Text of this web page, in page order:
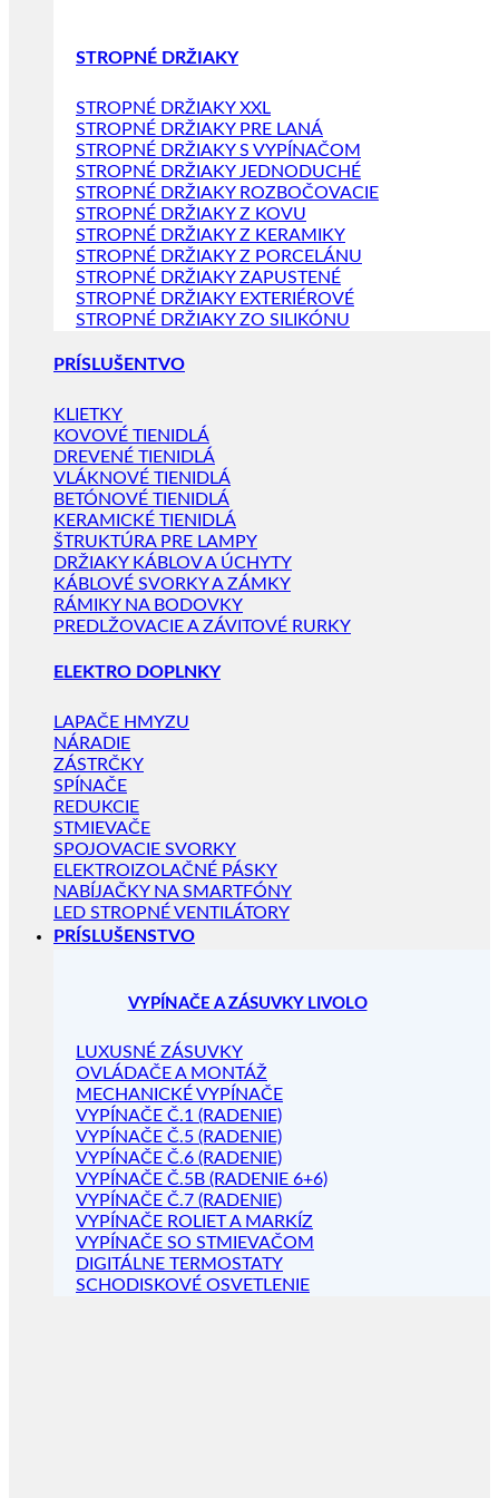
STROPNÉ DRŽIAKY
STROPNÉ DRŽIAKY XXL
STROPNÉ DRŽIAKY PRE LANÁ
STROPNÉ DRŽIAKY S VYPÍNAČOM
STROPNÉ DRŽIAKY JEDNODUCHÉ
STROPNÉ DRŽIAKY ROZBOČOVACIE
STROPNÉ DRŽIAKY Z KOVU
STROPNÉ DRŽIAKY Z KERAMIKY
STROPNÉ DRŽIAKY Z PORCELÁNU
STROPNÉ DRŽIAKY ZAPUSTENÉ
STROPNÉ DRŽIAKY EXTERIÉROVÉ
STROPNÉ DRŽIAKY ZO SILIKÓNU
PRÍSLUŠENTVO
KLIETKY
KOVOVÉ TIENIDLÁ
DREVENÉ TIENIDLÁ
VLÁKNOVÉ TIENIDLÁ
BETÓNOVÉ TIENIDLÁ
KERAMICKÉ TIENIDLÁ
ŠTRUKTÚRA PRE LAMPY
DRŽIAKY KÁBLOV A ÚCHYTY
KÁBLOVÉ SVORKY A ZÁMKY
RÁMIKY NA BODOVKY
PREDLŽOVACIE A ZÁVITOVÉ RURKY
ELEKTRO DOPLNKY
LAPAČE HMYZU
NÁRADIE
ZÁSTRČKY
SPÍNAČE
REDUKCIE
STMIEVAČE
SPOJOVACIE SVORKY
ELEKTROIZOLAČNÉ PÁSKY
NABÍJAČKY NA SMARTFÓNY
LED STROPNÉ VENTILÁTORY
PRÍSLUŠENSTVO
VYPÍNAČE A ZÁSUVKY LIVOLO
LUXUSNÉ ZÁSUVKY
OVLÁDAČE A MONTÁŽ
MECHANICKÉ VYPÍNAČE
VYPÍNAČE Č.1 (RADENIE)
VYPÍNAČE Č.5 (RADENIE)
VYPÍNAČE Č.6 (RADENIE)
VYPÍNAČE Č.5B (RADENIE 6+6)
VYPÍNAČE Č.7 (RADENIE)
VYPÍNAČE ROLIET A MARKÍZ
VYPÍNAČE SO STMIEVAČOM
DIGITÁLNE TERMOSTATY
SCHODISKOVÉ OSVETLENIE